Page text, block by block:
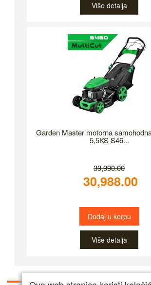
Više detalja
Garden Master motorna
5,5KS S46...
39,990.00
30,988.00
Dodaj u korpu
Više detalja